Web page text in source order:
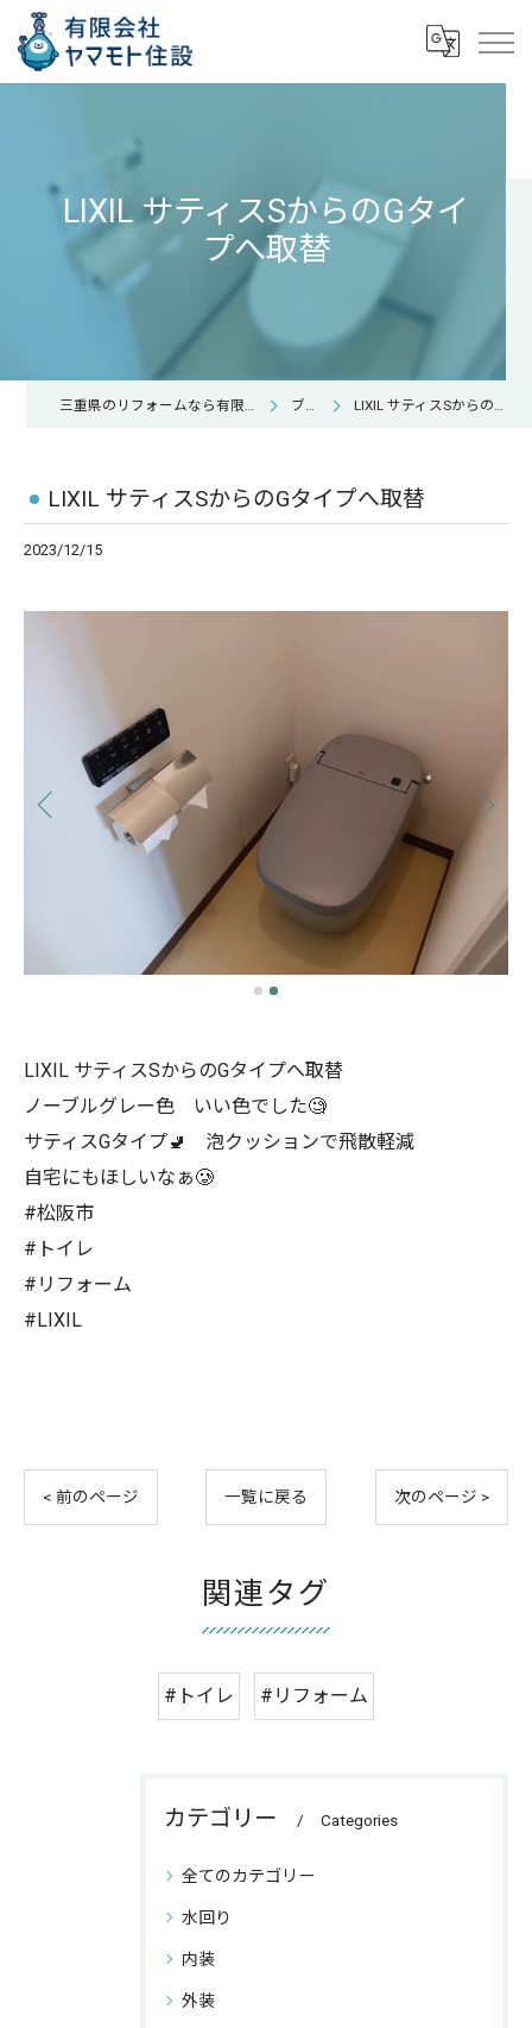
LIXIL サティスSからのGタイ
プへ取替
三重県のリフォームなら有限会社ヤマモト住設 ブログ LIXIL サティスSからのGタイプへ取替
LIXIL サティスSからのGタイプへ取替
2023/12/15
LIXIL サティスSからのGタイプへ取替
ノーブルグレー色 いい色でした🧐
サティスGタイプ🚽 泡クッションで飛散軽減
自宅にもほしいなぁ🥲
#松阪市
#トイレ
#リフォーム
#LIXIL
< 前のページ 一覧に戻る 次のページ >
関連タグ
#トイレ #リフォーム
カテゴリー Categories
全てのカテゴリー
水回り
内装
外装